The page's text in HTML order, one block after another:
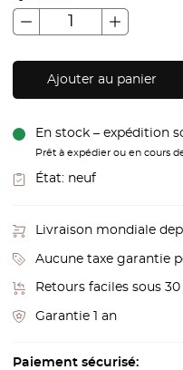
Ajouter au panier
En stock – expédition
Prêt à expédier ou en cours
État: neuf
Livraison mondiale
Aucune taxe garantie
Retours faciles sous
Garantie 1 an
Paiement sécurisé: